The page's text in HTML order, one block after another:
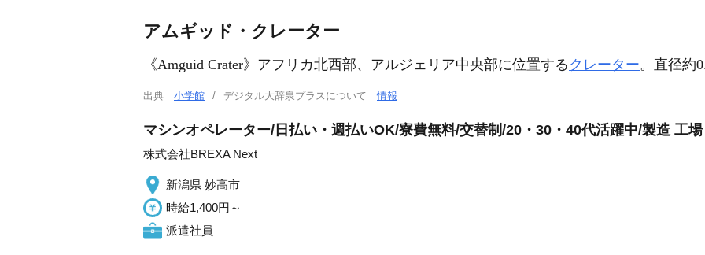
アムギッド・クレーター
《Amguid Crater》アフリカ北西部、アルジェリア中央部に位置する クレーター。直径約
出典 小学館 デジタル大辞泉プラスについて情報
マシンオペレーター/日払い・週払いOK/寮費無料/交替制/20・30・40代活躍中/製造 工場
株式会社BREXA Next
新潟県 妙高市
時給1,400円～
派遣社員